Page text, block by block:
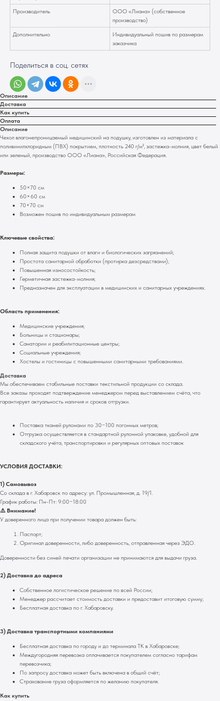
Производитель
ООО «Лиана» (собственное
производство)
Дополнительно
Индивидуальный пошив по размерам
заказчика
Поделиться в соц. сетях
Описание
Доставка
Как купить
Оплата
Описание
Чехол влагонепроницаемый медицинский на подушку, изготовлен из материала с
поливинилхлоридным (ПВХ) покрытием, плотность 240 г/м², застежка-молния, цвет белый
или зеленый, производство ООО «Лиана», Российская Федерация.
Размеры:
50×70 см
60×60 см
70×70 см
Возможен пошив по индивидуальным размерам
Ключевые свойства:
Полная защита подушки от влаги и биологических загрязнений;
Простота санитарной обработки (протирка дезсредствами);
Повышенная износостойкость;
Герметичная застежка-молния;
Предназначен для эксплуатации в медицинских и санитарных учреждениях.
Область применения:
Медицинские учреждения;
Больницы и стационары;
Санатории и реабилитационные центры;
Социальные учреждения;
Хостелы и гостиницы с повышенными санитарными требованиями.
Доставка
Мы обеспечиваем стабильные поставки текстильной продукции со склада.
Все заказы проходят подтверждение менеджером перед выставлением счёта, что
гарантирует актуальность наличия и сроков отгрузки.
Поставка тканей рулонами по 30−100 погонных метров;
Отгрузка осуществляется в стандартной рулонной упаковке, удобной для
складского учёта, транспортировки и регулярных оптовых поставок
УСЛОВИЯ ДОСТАВКИ:
1) Самовывоз
Со склада в г. Хабаровск по адресу: ул. Промышленная, д. 19/1.
График работы: Пн-Пт: 9:00−18:00
⚠️ Внимание!
У доверенного лица при получении товара должен быть:
Паспорт;
Оригинал доверенности, либо доверенность, отправленная через ЭДО.
Доверенности без синей печати организации не принимаются для выдачи груза.
2) Доставка до адреса
Собственное логистическое решение по всей России;
Менеджер рассчитает стоимость доставки и предоставит итоговую сумму;
Бесплатная доставка по г. Хабаровску.
3) Доставка транспортными компаниями
Бесплатная доставка по городу и до терминала ТК в Хабаровске;
Междугородняя перевозка оплачивается покупателем согласно тарифам
перевозчика;
По запросу доставка может быть включена в общий счёт;
Страхование груза оформляется по желанию покупателя.
Как купить